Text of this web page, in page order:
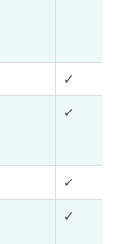
✓
✓
✓
✓